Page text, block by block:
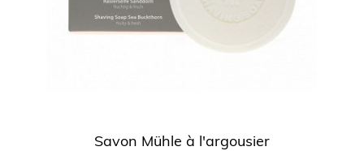
Savon Mühle à l'argousier